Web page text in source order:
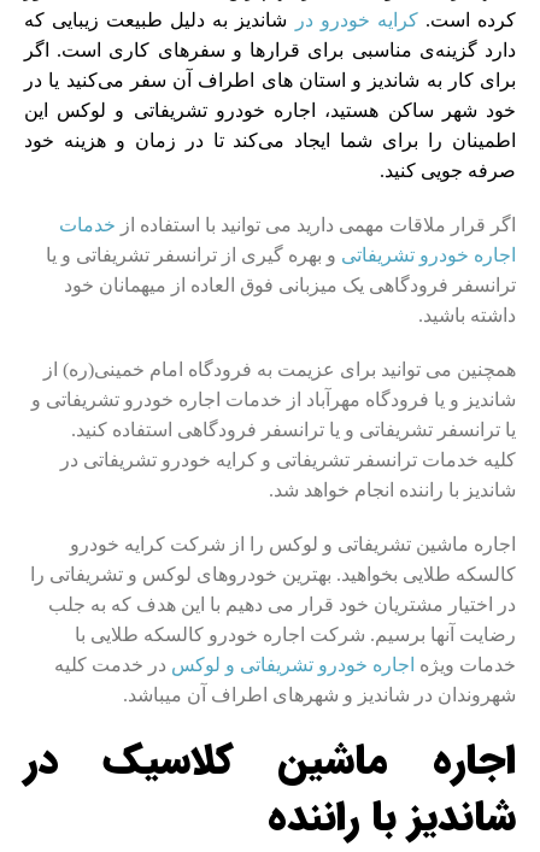
کرده است.کرایه خودرو در شاندیز به دلیل طبیعت زیبایی که
دارد گزینه‌ی مناسبی برای قرارها و سفرهای کاری است. اگر
برای کار به شاندیز و استان های اطراف آن سفر می‌کنید یا در
خود شهر ساکن هستید،
اجاره خودرو تشریفاتی و لوکس این
اطمینان را برای شما ایجاد می‌کند تا در زمان و هزینه خود
صرفه جویی کنید.
اگر قرار ملاقات مهمی دارید می توانید با استفاده از خدمات
اجاره خودرو تشریفاتی و بهره گیری از ترانسفر تشریفاتی و یا
ترانسفر فرودگاهی یک میزبانی فوق العاده از میهمانان خود
داشته باشید.
همچنین می توانید برای عزیمت به فرودگاه امام خمینی(ره) از
شاندیز و یا فرودگاه مهرآباد از خدمات اجاره خودرو تشریفاتی و
یا ترانسفر تشریفاتی و یا ترانسفر فرودگاهی استفاده کنید.
کلیه خدمات ترانسفر تشریفاتی و کرایه خودرو تشریفاتی در
شاندیز با راننده انجام خواهد شد.
اجاره ماشین تشریفاتی و لوکس را از شرکت کرایه خودرو
کالسکه طلایی بخواهید. بهترین خودروهای لوکس و تشریفاتی را
در اختیار مشتریان خود قرار می دهیم با این هدف که به جلب
رضایت آنها برسیم. شرکت اجاره خودرو کالسکه طلایی با
خدمات ویژه اجاره خودرو تشریفاتی و لوکس در خدمت کلیه
شهروندان در شاندیز و شهرهای اطراف آن میباشد.
اجاره ماشین کلاسیک در
شاندیز با راننده